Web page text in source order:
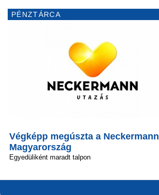
PÉNZTÁRCA
Végképp megúszta a Neckermann
Magyarország
Egyedüliként maradt talpon